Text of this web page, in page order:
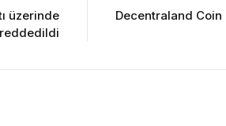
üzerinde
reddedildi
Decentraland